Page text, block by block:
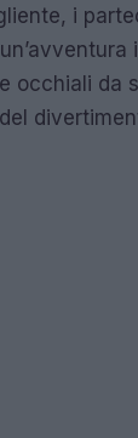
i
occhiali da